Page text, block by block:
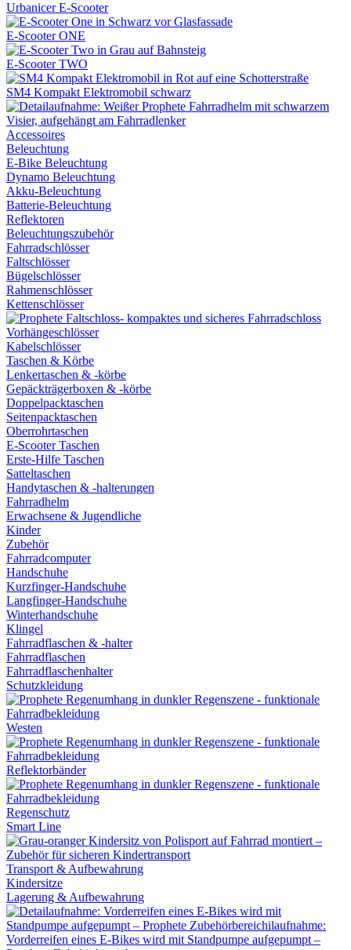
Urbanicer E-Scooter
E-Scooter ONE
E-Scooter TWO
SM4 Kompakt Elektromobil schwarz
Accessoires
Beleuchtung
E-Bike Beleuchtung
Dynamo Beleuchtung
Akku-Beleuchtung
Batterie-Beleuchtung
Reflektoren
Beleuchtungszubehör
Fahrradschlösser
Faltschlösser
Bügelschlösser
Rahmenschlösser
Kettenschlösser
Vorhängeschlösser
Kabelschlösser
Taschen & Körbe
Lenkertaschen & -körbe
Gepäckträgerboxen & -körbe
Doppelpacktaschen
Seitenpacktaschen
Oberrohrtaschen
E-Scooter Taschen
Erste-Hilfe Taschen
Satteltaschen
Handytaschen & -halterungen
Fahrradhelm
Erwachsene & Jugendliche
Kinder
Zubehör
Fahrradcomputer
Handschuhe
Kurzfinger-Handschuhe
Langfinger-Handschuhe
Winterhandschuhe
Klingel
Fahrradflaschen & -halter
Fahrradflaschen
Fahrradflaschenhalter
Schutzkleidung
Westen
Reflektorbänder
Regenschutz
Smart Line
Transport & Aufbewahrung
Kindersitze
Lagerung & Aufbewahrung